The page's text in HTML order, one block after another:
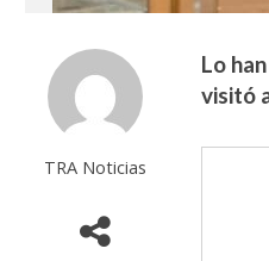
TRA Noticias
Lo
visitó